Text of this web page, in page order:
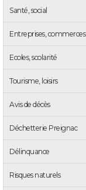
Santé, social
Entreprises, commerces
Ecoles, scolarité
Tourisme, loisirs
Avis de décès
Déchetterie Preignac
Délinquance
Risques naturels